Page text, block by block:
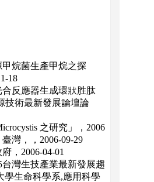
烷菌生產甲烷之探
18
反應器生成環狀胜肽
技術最新發展論壇論
之研究」，2006
灣，，2006-09-29
，2006-04-01
灣生技產業最新發展趨
學生命科學系,應用科學